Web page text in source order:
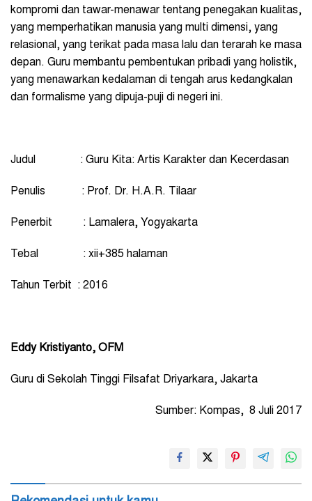
kompromi dan tawar-menawar tentang penegakan kualitas,
yang memperhatikan manusia yang multi dimensi, yang
relasional, yang terikat pada masa lalu dan terarah ke masa
depan. Guru membantu pembentukan pribadi yang holistik,
yang menawarkan kedalaman di tengah arus kedangkalan
dan formalisme yang dipuja-puji di negeri ini.
Judul : Guru Kita: Artis Karakter dan Kecerdasan
Penulis : Prof. Dr. H.A.R. Tilaar
Penerbit : Lamalera, Yogyakarta
Tebal : xii+385 halaman
Tahun Terbit : 2016
Eddy Kristiyanto, OFM
Guru di Sekolah Tinggi Filsafat Driyarkara, Jakarta
Sumber: Kompas, 8 Juli 2017